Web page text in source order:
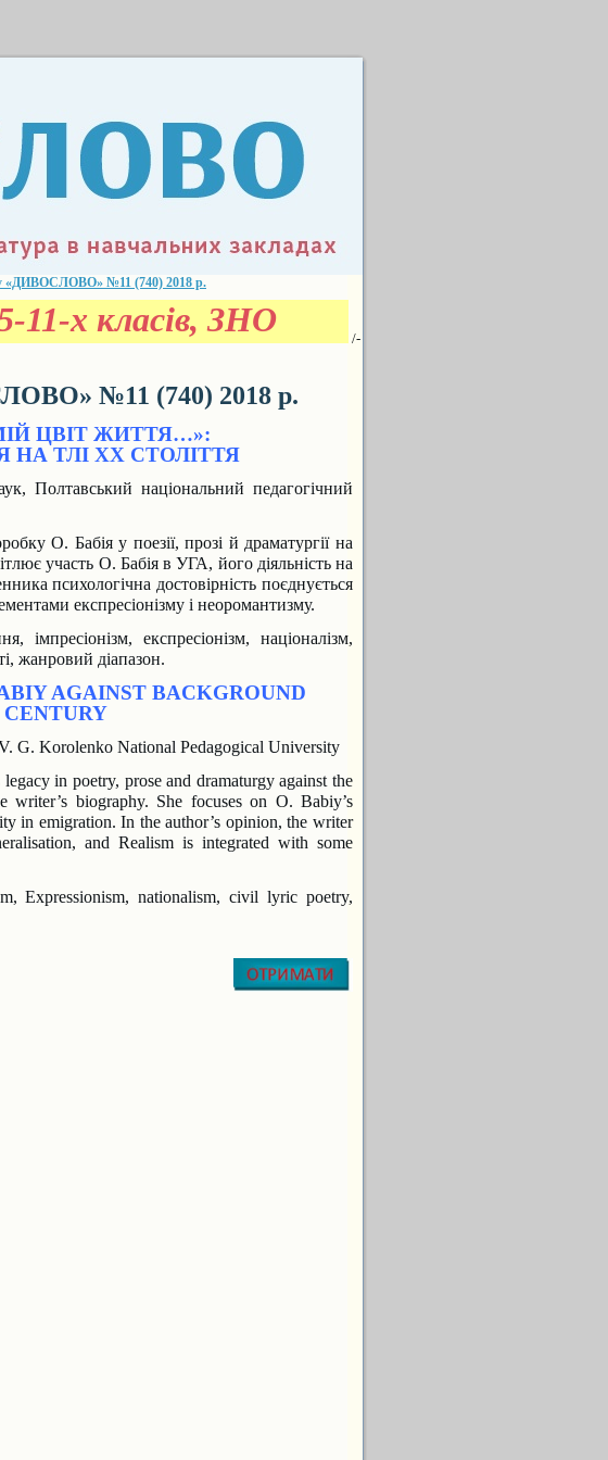
«ДИВОСЛОВО» №11 (740) 2018 р.
11-х класів, ЗНО
/-
№11 (740) 2018 р.
ЦВІТ ЖИТТЯ…»:
НА ТЛІ ХХ СТОЛІТТЯ
Полтавський національний педагогічний
О. Бабія у поезії, прозі й драматургії на
участь О. Бабія в УГА, його діяльність на
психологічна достовірність поєднується
експресіонізму і неоромантизму.
імпресіонізм, експресіонізм, націоналізм,
жанровий діапазон.
AGAINST BACKGROUND
G. Korolenko National Pedagogical University
in poetry, prose and dramaturgy against the
biography. She focuses on O. Babiy’s
in emigration. In the author’s opinion, the writer
and Realism is integrated with some
Expressionism, nationalism, civil lyric poetry,